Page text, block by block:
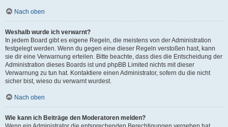
Nach oben
Weshalb wurde ich verwarnt?
In jedem Board gibt es eigene Regeln, die meistens von der Administration
festgelegt werden. Wenn du gegen eine dieser Regeln verstoßen hast, kann
sie dir eine Verwarnung erteilen. Bitte beachte, dass dies die Entscheidung der
Administration dieses Boards ist und phpBB Limited nichts mit dieser
Verwarnung zu tun hat. Kontaktiere einen Administrator, sofern du die nicht
sicher bist, wieso du verwarnt wurdest.
Nach oben
Wie kann ich Beiträge den Moderatoren melden?